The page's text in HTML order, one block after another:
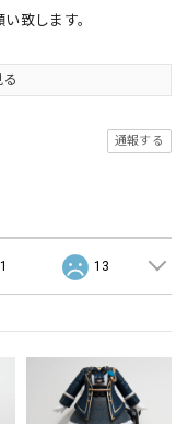
致します。
通報する
13